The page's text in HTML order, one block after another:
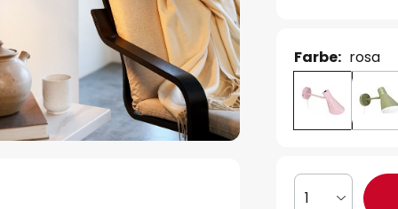
Farbe: rosa
1